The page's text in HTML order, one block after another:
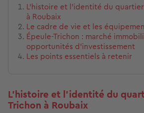
L’histoire et l’identité du
à Roubaix
Le cadre de vie et les
Épeule-Trichon : marché
opportunités d'investissement
Les points essentiels à retenir
L’histoire et l’identité du
Trichon à Roubaix